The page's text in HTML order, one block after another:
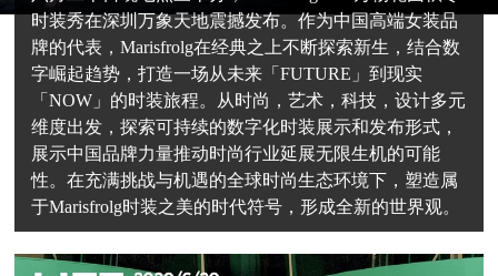
时装秀在深圳万象天地震撼发布。作为中国高端女装品
牌的代表，Marisfrolg在经典之上不断探索新生，结合数
字崛起趋势，打造一场从未来「FUTURE」到现实
「NOW」的时装旅程。从时尚，艺术，科技，设计多元
维度出发，探索可持续的数字化时装展示和发布形式，
展示中国品牌力量推动时尚行业延展无限生机的可能
性。在充满挑战与机遇的全球时尚生态环境下，塑造属
于Marisfrolg时装之美的时代符号，形成全新的世界观。